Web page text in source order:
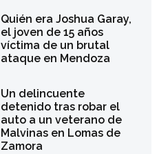
Quién era Joshua Garay,
el joven de 15 años
víctima de un brutal
ataque en Mendoza
Un delincuente
detenido tras robar el
auto a un veterano de
Malvinas en Lomas de
Zamora